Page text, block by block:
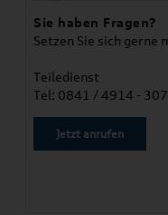
Sie haben Fragen?
Setzen Sie sich gerne
Teiledienst
Tel: 0841 / 4914 - 307
Jetzt anrufen